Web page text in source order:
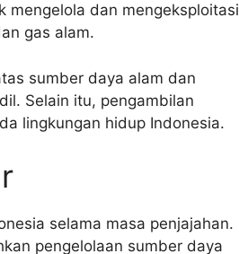
mengelola dan mengeksploitasi
gas alam.
sumber daya alam dan
Selain itu, pengambilan
lingkungan hidup Indonesia.
selama masa penjajahan.
pengelolaan sumber daya